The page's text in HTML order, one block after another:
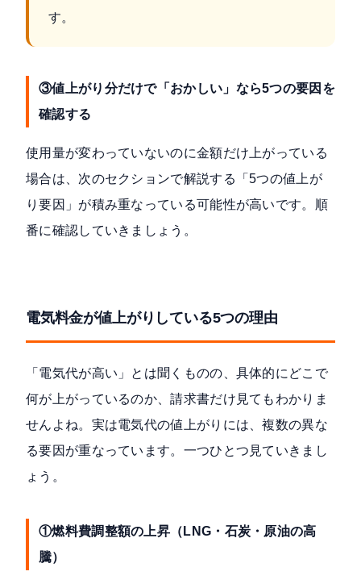
す。
③値上がり分だけで「おかしい」なら5つの要因を
確認する
使用量が変わっていないのに金額だけ上がっている
場合は、次のセクションで解説する「5つの値上が
り要因」が積み重なっている可能性が高いです。順
番に確認していきましょう。
電気料金が値上がりしている5つの理由
「電気代が高い」とは聞くものの、具体的にどこで
何が上がっているのか、請求書だけ見てもわかりま
せんよね。実は電気代の値上がりには、複数の異な
る要因が重なっています。一つひとつ見ていきまし
ょう。
①燃料費調整額の上昇（LNG・石炭・原油の高
騰）